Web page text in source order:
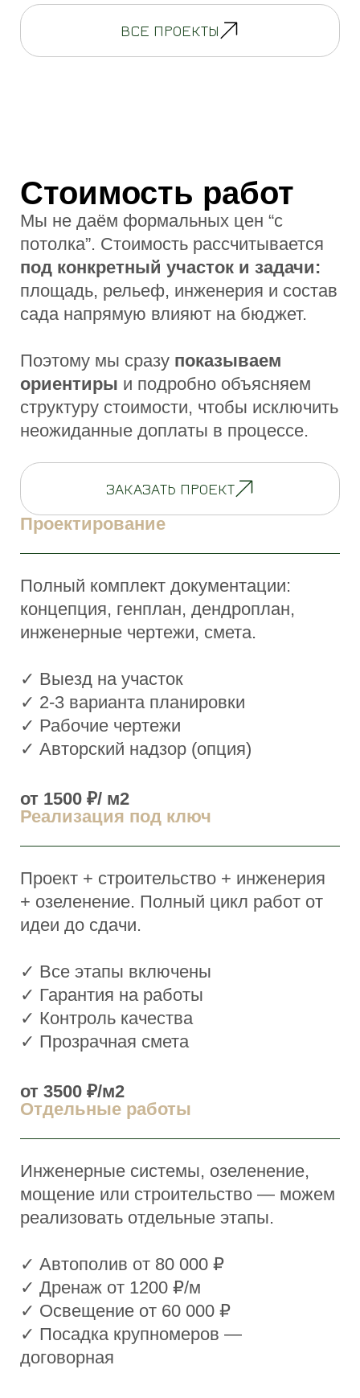
Практические решения для
малоуходных садов
исправляем
Учитесь на чужом опыте
ВСЕ СТАТЬИ
ACCENTGREEN@MAIL.RU
+7 (967)-377-79-97
TELEGRAM
© 2025 АКЦЕНТ. Все права защищены.
Политика конфиденциальности